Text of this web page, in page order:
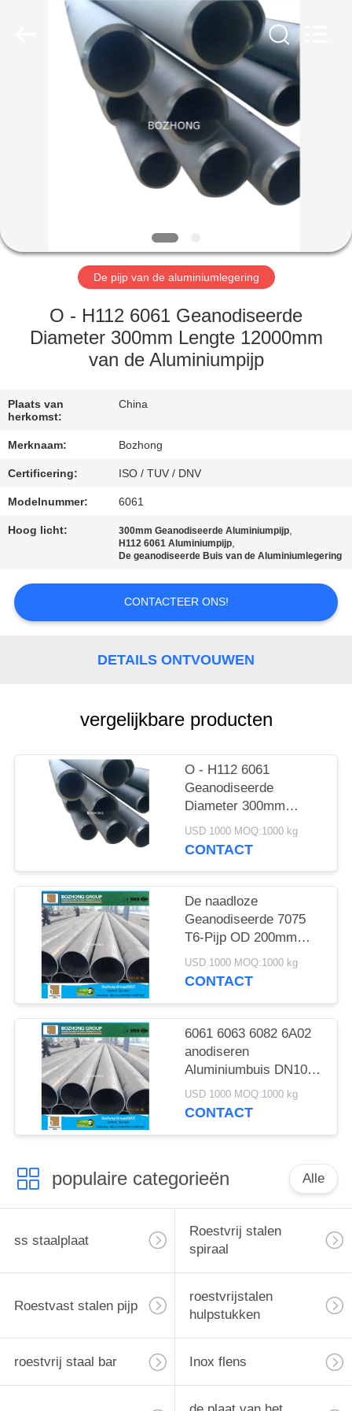
PRODUCTEN
FABRIEKSREIS
KWALITEITSCONTROLE
CONTACTEER
EEN
CITAAT
PRIVACY
De pijp van de aluminiumlegering
O - H112 6061 Geanodiseerde
Diameter 300mm Lengte 12000mm
van de Aluminiumpijp
Plaats van
herkomst:
China
Merknaam: Bozhong
Certificering: ISO / TUV / DNV
Modelnummer: 6061
Hoog licht: 300mm Geanodiseerde Aluminiumpijp,
H112 6061 Aluminiumpijp,
De geanodiseerde Buis van de Aluminiumlegering
CONTACTEER ONS!
DETAILS ONTVOUWEN
vergelijkbare producten
O - H112 6061
Geanodiseerde
Diameter 300mm
Lengte 12000mm van
de Aluminiumpijp
USD 1000 MOQ:1000 kg
CONTACT
De naadloze
Geanodiseerde 7075
T6-Pijp OD 200mm
Lengte 6000mm van de
Aluminiumlegering
USD 1000 MOQ:1000 kg
CONTACT
6061 6063 6082 6A02
anodiseren
Aluminiumbuis DN100
DN200 DN250 SCH10
SCH40 SCH80
USD 1000 MOQ:1000 kg
CONTACT
populaire categorieën Alle
ss staalplaat
Roestvrij stalen
spiraal
Roestvast stalen pijp
roestvrijstalen
hulpstukken
roestvrij staal bar Inox flens